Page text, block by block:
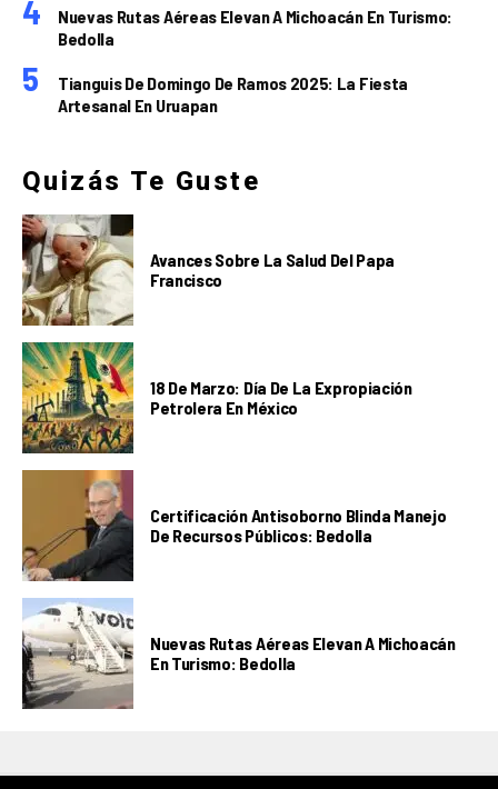
Nuevas Rutas Aéreas Elevan A Michoacán En Turismo:
Bedolla
Tianguis De Domingo De Ramos 2025: La Fiesta
Artesanal En Uruapan
Quizás Te Guste
Avances Sobre La Salud Del Papa
Francisco
18 De Marzo: Día De La Expropiación
Petrolera En México
Certificación Antisoborno Blinda Manejo
De Recursos Públicos: Bedolla
Nuevas Rutas Aéreas Elevan A Michoacán
En Turismo: Bedolla